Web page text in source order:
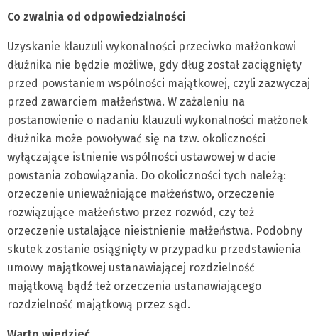
Co zwalnia od odpowiedzialności
Uzyskanie klauzuli wykonalności przeciwko małżonkowi
dłużnika nie będzie możliwe, gdy dług został zaciągnięty
przed powstaniem wspólności majątkowej, czyli zazwyczaj
przed zawarciem małżeństwa. W zażaleniu na
postanowienie o nadaniu klauzuli wykonalności małżonek
dłużnika może powoływać się na tzw. okoliczności
wyłączające istnienie wspólności ustawowej w dacie
powstania zobowiązania. Do okoliczności tych należą:
orzeczenie unieważniające małżeństwo, orzeczenie
rozwiązujące małżeństwo przez rozwód, czy też
orzeczenie ustalające nieistnienie małżeństwa. Podobny
skutek zostanie osiągnięty w przypadku przedstawienia
umowy majątkowej ustanawiającej rozdzielność
majątkową bądź też orzeczenia ustanawiającego
rozdzielność majątkową przez sąd.